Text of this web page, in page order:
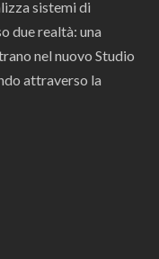
sistemi di
due realtà: una
nel nuovo Studio
attraverso la